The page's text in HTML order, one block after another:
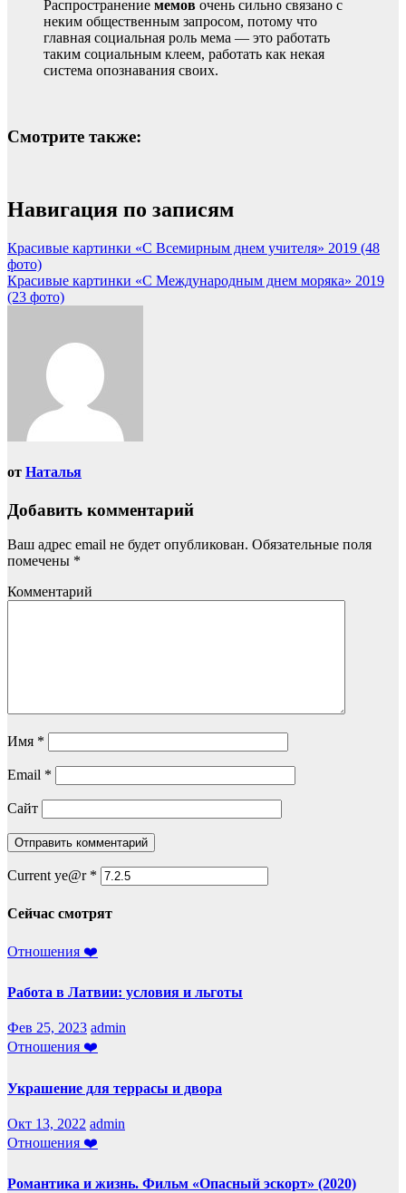
Распространение мемов очень сильно связано с
неким общественным запросом, потому что
главная социальная роль мема — это работать
таким социальным клеем, работать как некая
система опознавания своих.
Смотрите также:
Навигация по записям
Красивые картинки «С Всемирным днем учителя» 2019 (48
фото)
Красивые картинки «С Международным днем моряка» 2019
(23 фото)
от Наталья
Добавить комментарий
Ваш адрес email не будет опубликован. Обязательные поля
помечены *
Комментарий
Имя *
Email *
Сайт
Current ye@r *
Сейчас смотрят
Отношения ❤️
Работа в Латвии: условия и льготы
Фев 25, 2023 admin
Отношения ❤️
Украшение для террасы и двора
Окт 13, 2022 admin
Отношения ❤️
Романтика и жизнь. Фильм «Опасный эскорт» (2020)